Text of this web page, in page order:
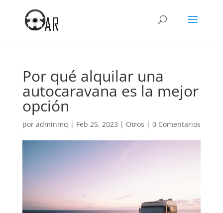
Por qué alquilar una
autocaravana es la mejor
opción
por adminmq | Feb 25, 2023 | Otros | 0 Comentarios